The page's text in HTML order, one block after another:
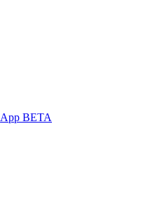
App BETA